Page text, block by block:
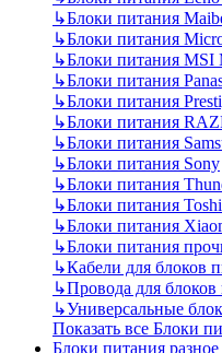
↳Блоки питания
↳Блоки питания
↳Блоки питания MSI
↳Блоки питания
↳Блоки питания
↳Блоки питания
↳Блоки питания
↳Блоки питания Sony
↳Блоки питания
↳Блоки питания
↳Блоки питания
↳Блоки питания
↳Кабели для блоков
↳Провода для
↳Универсальные
Показать все Блоки
Блоки питания разное